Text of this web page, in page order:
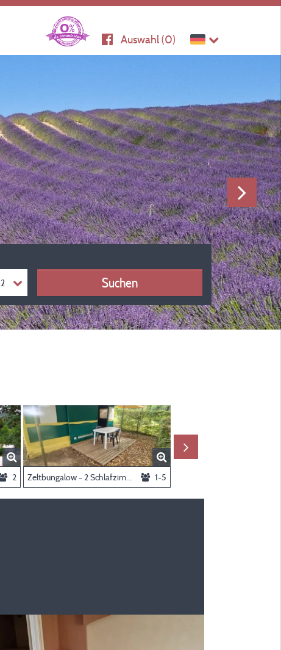
Auswahl (0)
Suchen
2 Zeltbungalow - 2 Schlafzimmer 1-5